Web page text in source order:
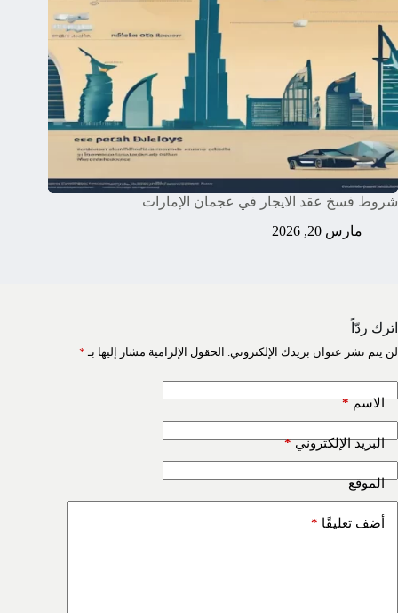
شروط فسخ عقد الايجار في عجمان الإمارات
مارس 20, 2026
اترك ردّاً
لن يتم نشر عنوان بريدك الإلكتروني. الحقول الإلزامية مشار إليها بـ *
الاسم*
البريد الإلكتروني*
الموقع
أضف تعليقًا *